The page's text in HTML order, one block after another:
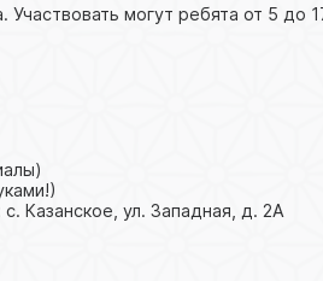
могут ребята от 5 до
Казанское, ул. Западная, д. 2А